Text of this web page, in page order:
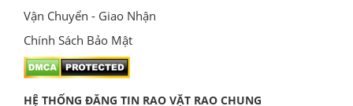
Vận Chuyển - Giao Nhận
Chính Sách Bảo Mật
HỆ THỐNG ĐĂNG TIN RAO VẶT RAO CHUNG